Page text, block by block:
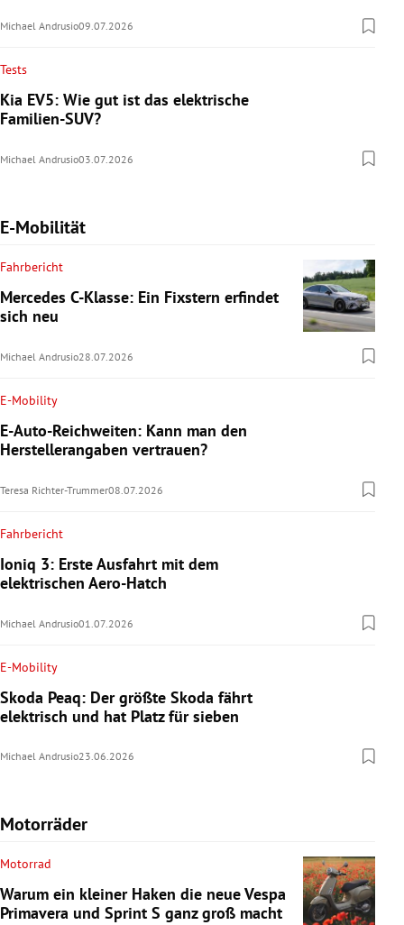
Michael Andrusio09.07.2026
Tests
Kia EV5: Wie gut ist das elektrische
Familien-SUV?
Michael Andrusio03.07.2026
E-Mobilität
Fahrbericht
Mercedes C-Klasse: Ein Fixstern erfindet
sich neu
Michael Andrusio28.07.2026
E-Mobility
E-Auto-Reichweiten: Kann man den
Herstellerangaben vertrauen?
Teresa Richter-Trummer08.07.2026
Fahrbericht
Ioniq 3: Erste Ausfahrt mit dem
elektrischen Aero-Hatch
Michael Andrusio01.07.2026
E-Mobility
Skoda Peaq: Der größte Skoda fährt
elektrisch und hat Platz für sieben
Michael Andrusio23.06.2026
Motorräder
Motorrad
Warum ein kleiner Haken die neue Vespa
Primavera und Sprint S ganz groß macht